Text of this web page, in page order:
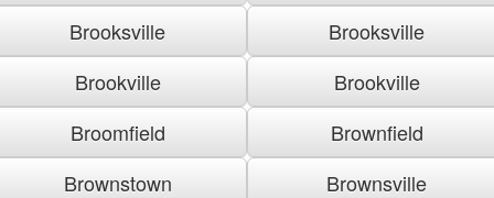
Brooksville
Brooksville
Brookville
Brookville
Broomfield
Brownfield
Brownstown
Brownsville